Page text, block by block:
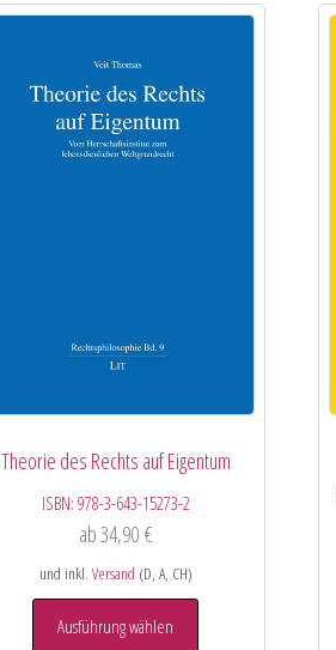
Theorie des Rechts auf Eigentum
ISBN: 978-3-643-15273-2
ab34,90 €
und inkl. Versand (D, A, CH)
Ausführung wählen